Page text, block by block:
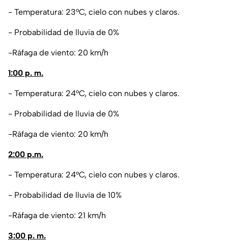
- Temperatura: 23°C, cielo con nubes y claros.
- Probabilidad de lluvia de 0%
-Ráfaga de viento: 20 km/h
1:00 p. m.
- Temperatura: 24°C, cielo con nubes y claros.
- Probabilidad de lluvia de 0%
-Ráfaga de viento: 20 km/h
2:00 p.m.
- Temperatura: 24°C, cielo con nubes y claros.
- Probabilidad de lluvia de 10%
-Ráfaga de viento: 21 km/h
3:00 p. m.